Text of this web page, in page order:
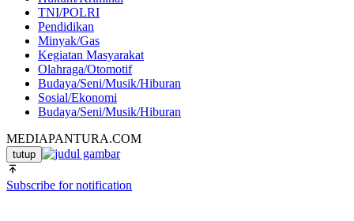
TNI/POLRI
Pendidikan
Minyak/Gas
Kegiatan Masyarakat
Olahraga/Otomotif
Budaya/Seni/Musik/Hiburan
Sosial/Ekonomi
Budaya/Seni/Musik/Hiburan
MEDIAPANTURA.COM
tutup
Subscribe for notification